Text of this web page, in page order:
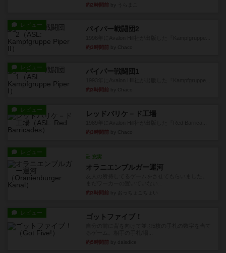
約2時間前
レビュー パイパー戦闘団2
約3時間前
レビュー パイパー戦闘団1
約3時間前
レビュー レッドバリケ－ド工場
約3時間前
レビュー
充実
オラニエンブルガー運河
約3時間前
レビュー ゴットファイブ！
約5時間前